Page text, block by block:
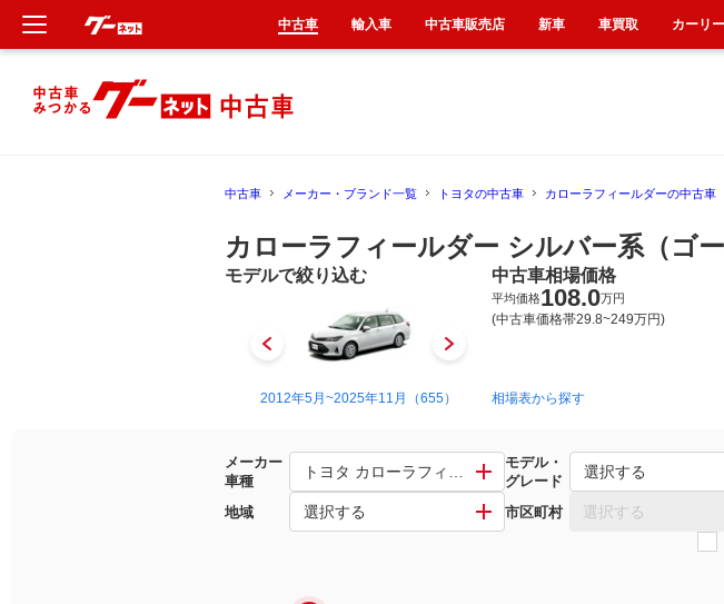
中古車 メーカー・ブランド一覧 トヨタの中古車 カローラフィールダーの中古車
カローラフィールダー シルバー系（ゴ
モデルで絞り込む
2012年5月~2025年11月（655） 2006年10月~2012年5月（41）
中古車相場価格
平均価格108.0万円
(中古車価格帯29.8~249万円)
相場表から探す
メーカー
車種
トヨタ カローラフィールダー モデル・
グレード
選択する
地域 選択する 市区町村 選択する
中古車 輸入車 中古車販売店 新車 車買取 カーリ
新車